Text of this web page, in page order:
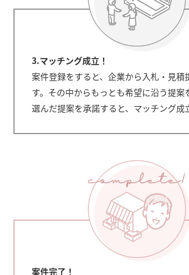
3.マッチング成立！
案件登録をすると、企業から入札・見積
す。その中からもっとも希望に沿う提案
選んだ提案を承諾すると、マッチング成
案件完了！